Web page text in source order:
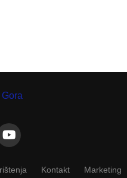
Kontakt Marketing